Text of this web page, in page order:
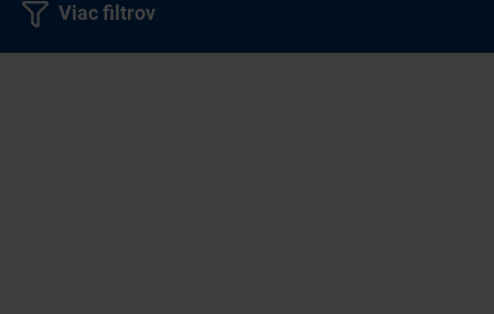
Viac filtrov